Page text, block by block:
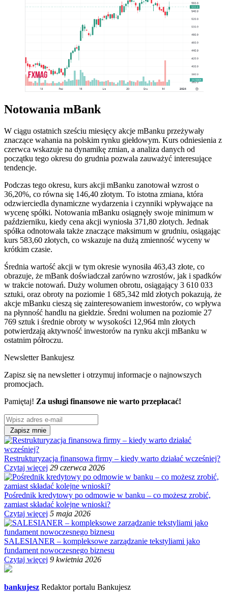
Notowania mBank
W ciągu ostatnich sześciu miesięcy akcje mBanku przeżywały
znaczące wahania na polskim rynku giełdowym. Kurs odniesienia z
czerwca wskazuje na dynamikę zmian, a analiza danych od
początku tego okresu do grudnia pozwala zauważyć interesujące
tendencje.
Podczas tego okresu, kurs akcji mBanku zanotował wzrost o
36,20%, co równa się 146,40 złotym. To istotna zmiana, która
odzwierciedla dynamiczne wydarzenia i czynniki wpływające na
wycenę spółki. Notowania mBanku osiągnęły swoje minimum w
październiku, kiedy cena akcji wyniosła 371,80 złotych. Jednak
spółka odnotowała także znaczące maksimum w grudniu, osiągając
kurs 583,60 złotych, co wskazuje na dużą zmienność wyceny w
krótkim czasie.
Średnia wartość akcji w tym okresie wynosiła 463,43 złote, co
obrazuje, że mBank doświadczał zarówno wzrostów, jak i spadków
w trakcie notowań. Duży wolumen obrotu, osiągający 3 610 033
sztuki, oraz obroty na poziomie 1 685,342 mld złotych pokazują, że
akcje mBanku cieszą się zainteresowaniem inwestorów, co wpływa
na płynność handlu na giełdzie. Średni wolumen na poziomie 27
769 sztuk i średnie obroty w wysokości 12,964 mln złotych
potwierdzają aktywność inwestorów na rynku akcji mBanku w
ostatnim półroczu.
Newsletter Bankujesz
Zapisz się na newsletter i otrzymuj informacje o najnowszych
promocjach.
Pamiętaj! Za usługi finansowe nie warto przepłacać!
Zapisz mnie
Restrukturyzacja finansowa firmy – kiedy warto działać wcześniej?
Czytaj więcej 29 czerwca 2026
Pośrednik kredytowy po odmowie w banku – co możesz zrobić,
zamiast składać kolejne wnioski?
Czytaj więcej 5 maja 2026
SALESIANER – kompleksowe zarządzanie tekstyliami jako
fundament nowoczesnego biznesu
Czytaj więcej 9 kwietnia 2026
bankujesz Redaktor portalu Bankujesz